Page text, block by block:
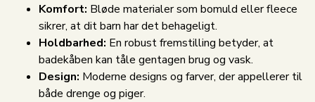
Komfort: Bløde materialer som bomuld eller fleece
sikrer, at dit barn har det behageligt.
Holdbarhed: En robust fremstilling betyder, at
badekåben kan tåle gentagen brug og vask.
Design: Moderne designs og farver, der appellerer til
både drenge og piger.